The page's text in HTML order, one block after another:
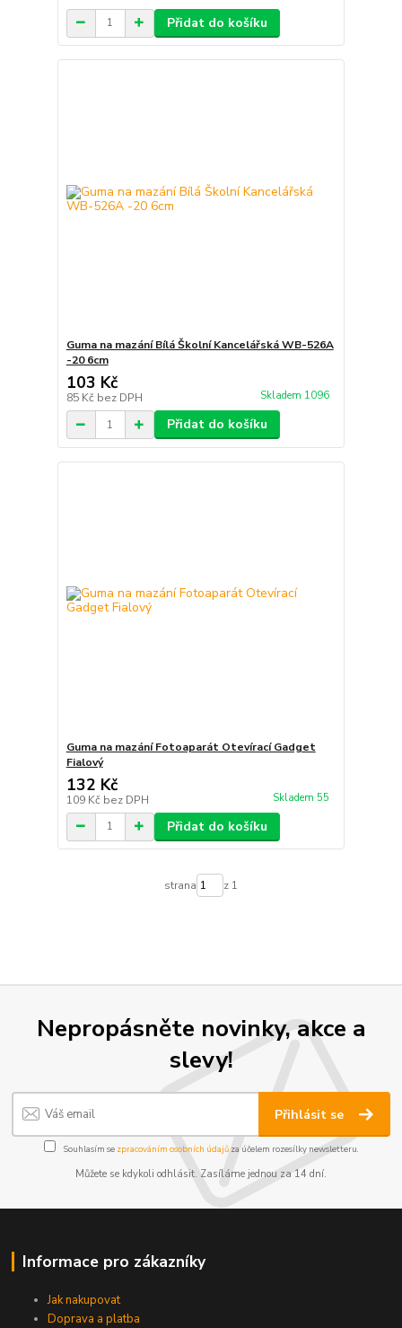
Přidat do košíku
Guma na mazání Bílá Školní Kancelářská WB-526A
-20 6cm
103 Kč
85 Kč bez DPH Skladem 1096
Přidat do košíku
Guma na mazání Fotoaparát Otevírací Gadget
Fialový
132 Kč
109 Kč bez DPH Skladem 55
Přidat do košíku
strana z 1
Nepropásněte novinky, akce a
slevy!
Přihlásit se
Souhlasím se zpracováním osobních údajůza účelem rozesílky newsletteru.
Můžete se kdykoli odhlásit. Zasíláme jednou za 14 dní.
Informace pro zákazníky
Jak nakupovat
Doprava a platba